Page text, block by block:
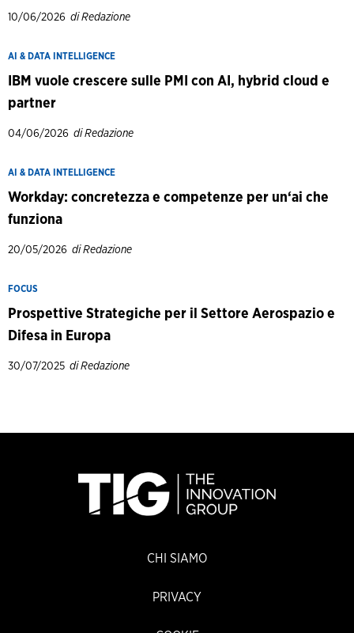
10/06/2026 di Redazione
AI & DATA INTELLIGENCE
IBM vuole crescere sulle PMI con AI, hybrid cloud e
partner
04/06/2026 di Redazione
AI & DATA INTELLIGENCE
Workday: concretezza e competenze per un‘ai che
funziona
20/05/2026 di Redazione
FOCUS
Prospettive Strategiche per il Settore Aerospazio e
Difesa in Europa
30/07/2025 di Redazione
CHI SIAMO
PRIVACY